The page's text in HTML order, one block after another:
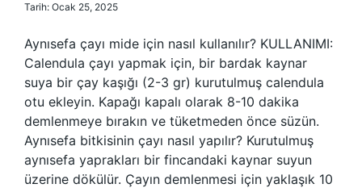
Tarih: Ocak 25, 2025
Aynısefa çayı mide için nasıl kullanılır? KULLANIMI:
Calendula çayı yapmak için, bir bardak kaynar
suya bir çay kaşığı (2-3 gr) kurutulmuş calendula
otu ekleyin. Kapağı kapalı olarak 8-10 dakika
demlenmeye bırakın ve tüketmeden önce süzün.
Aynısefa bitkisinin çayı nasıl yapılır? Kurutulmuş
aynısefa yaprakları bir fincandaki kaynar suyun
üzerine dökülür. Çayın demlenmesi için yaklaşık 10